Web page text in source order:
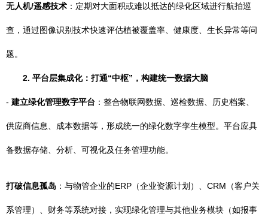
无人机/遥感技术 ：定期对大面积或难以抵达的绿化区域进行航拍巡
查，通过图像识别技术快速评估植被覆盖率、健康度、生长异常等问
题。
2. 平台层集成化：打通“中枢”，构建统一数据大脑
- 建立绿化管理数字平台 ：整合物联网数据、巡检数据、历史档案、
供应商信息、成本数据等，形成统一的绿化数字孪生模型。平台应具
备数据存储、分析、可视化及任务管理功能。
打破信息孤岛 ：与物管企业的ERP（企业资源计划）、CRM（客户关
系管理）、财务等系统对接，实现绿化管理与其他业务模块（如报事